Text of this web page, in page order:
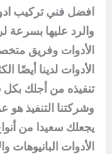
افضل فني تركيب
والرد عليها بسرعة
الأدوات وفريق
الأدوات لدينا أيضًا
تنفيذه من أجلك بكل
وشركتنا التنفيذ هو
يجعلك سعيدا من
الأدوات البانيوهات